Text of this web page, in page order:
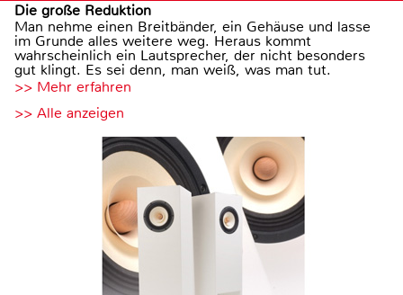
Die große Reduktion
Man nehme einen Breitbänder, ein Gehäuse und lasse
im Grunde alles weitere weg. Heraus kommt
wahrscheinlich ein Lautsprecher, der nicht besonders
gut klingt. Es sei denn, man weiß, was man tut.
>> Mehr erfahren
>> Alle anzeigen